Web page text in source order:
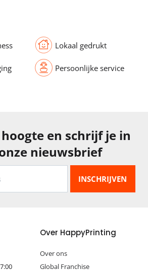
Lokaal gedrukt
Persoonlijke service
en schrijf je in
nieuwsbrief
Over HappyPrinting
Over ons
Global Franchise